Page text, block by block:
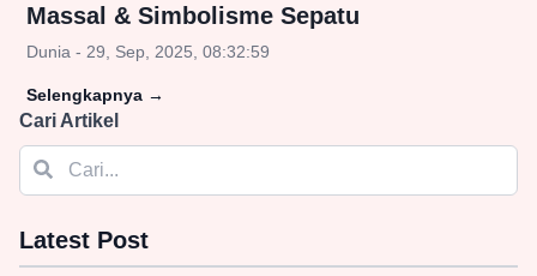
Massal & Simbolisme Sepatu
Dunia - 29, Sep, 2025, 08:32:59
Selengkapnya →
Cari Artikel
Latest Post